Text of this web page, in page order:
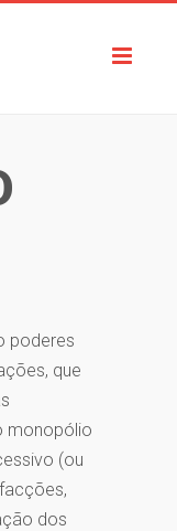
poderes
que
monopólio
(ou
dos